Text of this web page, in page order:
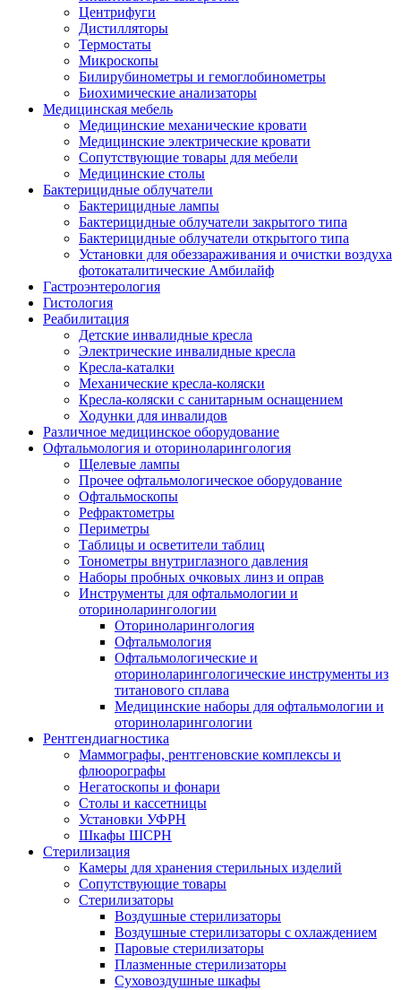
Центрифуги
Дистилляторы
Термостаты
Микроскопы
Билирубинометры и гемоглобинометры
Биохимические анализаторы
Медицинская мебель
Медицинские механические кровати
Медицинские электрические кровати
Сопутствующие товары для мебели
Медицинские столы
Бактерицидные облучатели
Бактерицидные лампы
Бактерицидные облучатели закрытого типа
Бактерицидные облучатели открытого типа
Установки для обеззараживания и очистки воздуха
фотокаталитические Амбилайф
Гастроэнтерология
Гистология
Реабилитация
Детские инвалидные кресла
Электрические инвалидные кресла
Кресла-каталки
Механические кресла-коляски
Кресла-коляски с санитарным оснащением
Ходунки для инвалидов
Различное медицинское оборудование
Офтальмология и оториноларингология
Щелевые лампы
Прочее офтальмологическое оборудование
Офтальмоскопы
Рефрактометры
Периметры
Таблицы и осветители таблиц
Тонометры внутриглазного давления
Наборы пробных очковых линз и оправ
Инструменты для офтальмологии и
оториноларингологии
Оториноларингология
Офтальмология
Офтальмологические и
оториноларингологические инструменты из
титанового сплава
Медицинские наборы для офтальмологии и
оториноларингологии
Рентгендиагностика
Маммографы, рентгеновские комплексы и
флюорографы
Негатоскопы и фонари
Столы и кассетницы
Установки УФРН
Шкафы ШСРН
Стерилизация
Камеры для хранения стерильных изделий
Сопутствующие товары
Стерилизаторы
Воздушные стерилизаторы
Воздушные стерилизаторы с охлаждением
Паровые стерилизаторы
Плазменные стерилизаторы
Суховоздушные шкафы